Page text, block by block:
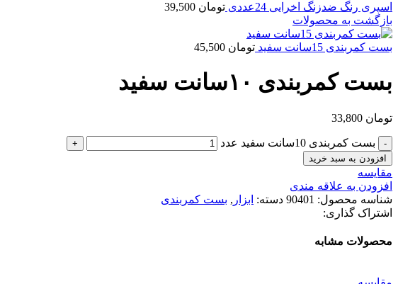
اسپری رنگ ضدزنگ اخرایی 24عددی تومان
بازگشت به محصولات
بست کمربندی 15سانت سفید تومان
بست کمربندی ۱۰سانت سفید
تومان
بست کمربندی 10سانت سفید عدد
افزودن به سبد خرید
مقایسه
افزودن به علاقه مندی
شناسه محصول: 90401 دسته: ابزار , بست کمربندی
اشتراک گذاری:
محصولات مشابه